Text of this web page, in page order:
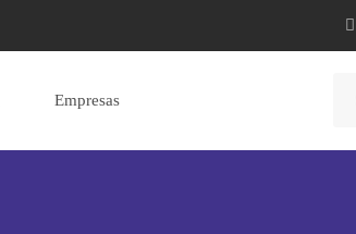
Empresas